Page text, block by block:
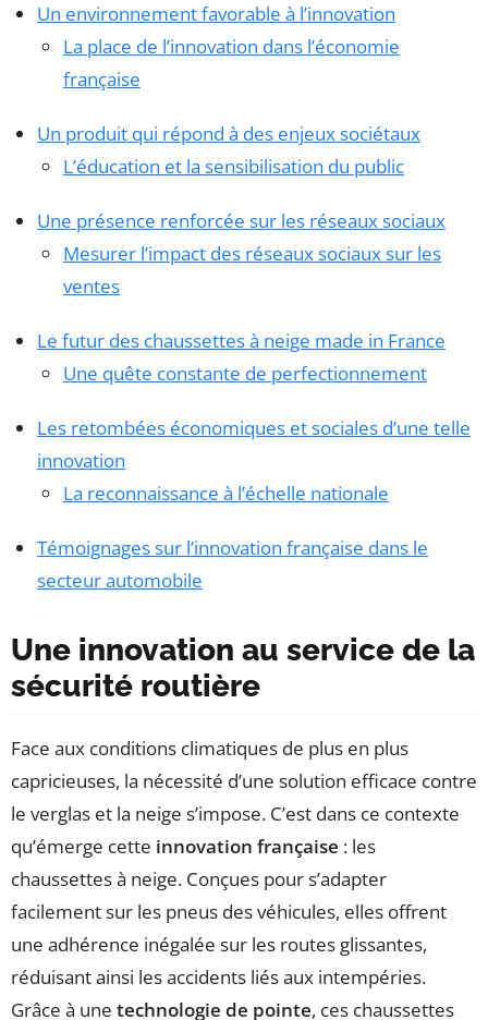
Un environnement favorable à l’innovation
La place de l’innovation dans l’économie
française
Un produit qui répond à des enjeux sociétaux
L’éducation et la sensibilisation du public
Une présence renforcée sur les réseaux sociaux
Mesurer l’impact des réseaux sociaux sur les
ventes
Le futur des chaussettes à neige made in France
Une quête constante de perfectionnement
Les retombées économiques et sociales d’une telle
innovation
La reconnaissance à l’échelle nationale
Témoignages sur l’innovation française dans le
secteur automobile
Une innovation au service de la
sécurité routière
Face aux conditions climatiques de plus en plus
capricieuses, la nécessité d’une solution efficace contre
le verglas et la neige s’impose. C’est dans ce contexte
qu’émerge cette innovation française : les
chaussettes à neige. Conçues pour s’adapter
facilement sur les pneus des véhicules, elles offrent
une adhérence inégalée sur les routes glissantes,
réduisant ainsi les accidents liés aux intempéries.
Grâce à une technologie de pointe, ces chaussettes